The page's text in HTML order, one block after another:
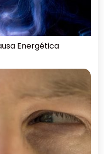
Energética